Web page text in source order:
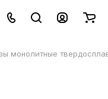
монолитные